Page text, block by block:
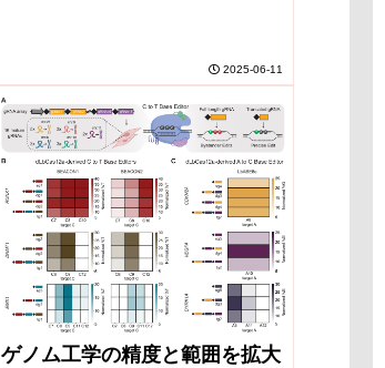
2025-06-11
ゲノム工学の精度と範囲を拡大